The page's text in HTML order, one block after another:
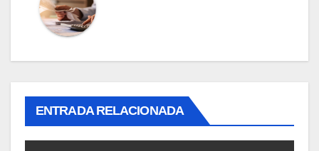
ENTRADA RELACIONADA